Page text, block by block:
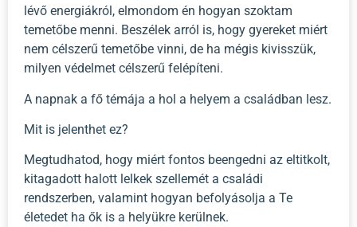
lévő energiákról, elmondom én hogyan szoktam
temetőbe menni. Beszélek arról is, hogy gyereket miért
nem célszerű temetőbe vinni, de ha mégis kivisszük,
milyen védelmet célszerű felépíteni.
A napnak a fő témája a hol a helyem a családban lesz.
Mit is jelenthet ez?
Megtudhatod, hogy miért fontos beengedni az eltitkolt,
kitagadott halott lelkek szellemét a családi
rendszerben, valamint hogyan befolyásolja a Te
életedet ha ők is a helyükre kerülnek.